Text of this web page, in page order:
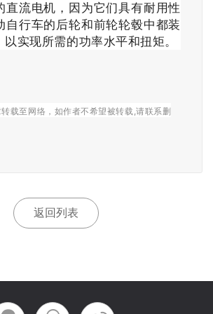
直流电机，因为它们具有耐用性
自行车的后轮和前轮轮毂中都装
实现所需的功率水平和扭矩。
载至网络，如作者不希望被转载,请联系删
返回列表